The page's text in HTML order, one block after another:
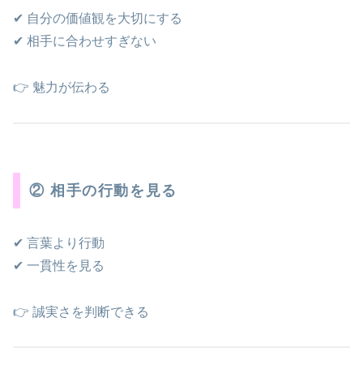
✔ 自分の価値観を大切にする
✔ 相手に合わせすぎない
👉 魅力が伝わる
② 相手の行動を見る
✔ 言葉より行動
✔ 一貫性を見る
👉 誠実さを判断できる